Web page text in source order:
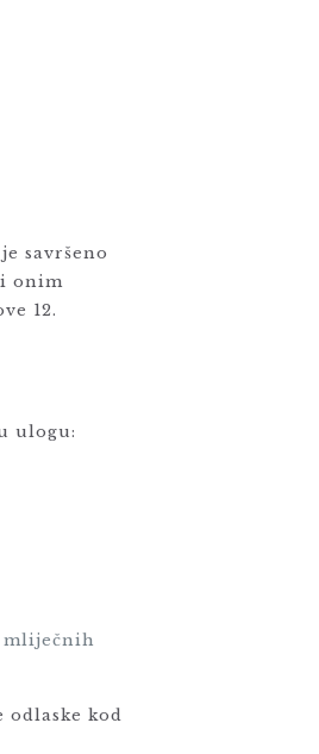
savršeno
onim
12.
ulogu:
mliječnih
kod